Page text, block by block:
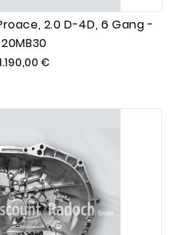
2.0 D-4D, 6 Gang -
20MB30
€